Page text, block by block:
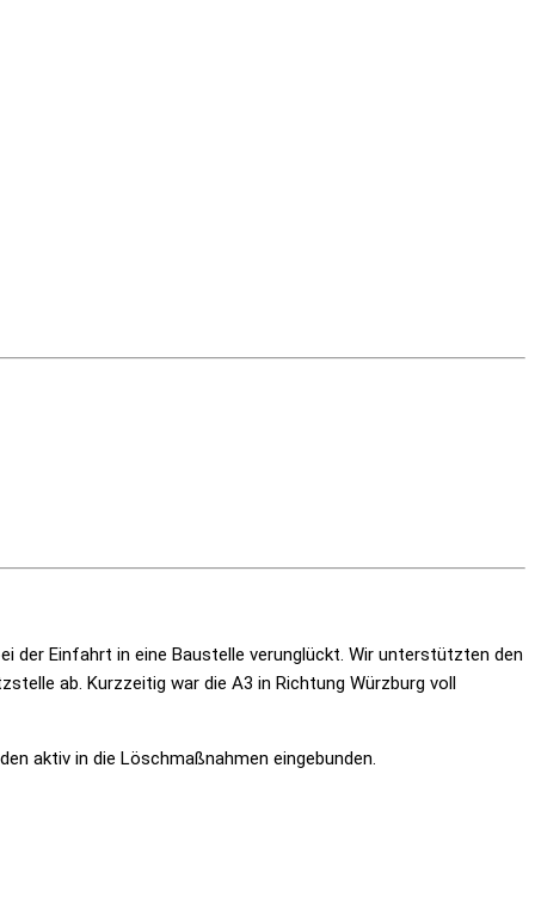
der Einfahrt in eine Baustelle verunglückt. Wir unterstützten den
ab. Kurzzeitig war die A3 in Richtung Würzburg voll
aktiv in die Löschmaßnahmen eingebunden.